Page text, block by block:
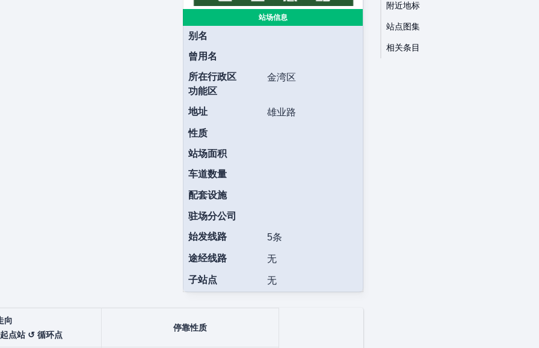
站场信息
别名
曾用名
所在行政区
功能区
金湾区
地址 雄业路
性质
站场面积
车道数量
配套设施
驻场分公司
始发线路
5条
途经线路 无
子站点 无
向
点站 ↺ 循环点
停靠性质
附近地标
站点图集
相关条目